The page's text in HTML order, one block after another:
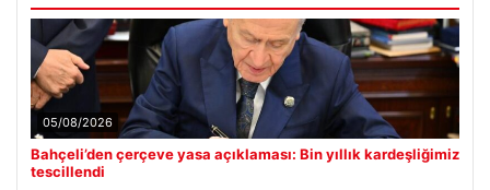
05/08/2026
Bahçeli’den çerçeve yasa açıklaması: Bin yıllık kardeşliğimiz
tescillendi